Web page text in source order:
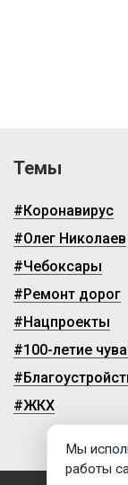
Темы
#Коронавирус
#Олег Николаев
#Чебоксары
#Ремонт дорог
#Нацпроекты
#100-летие
#ЖКХ
Мы
работы